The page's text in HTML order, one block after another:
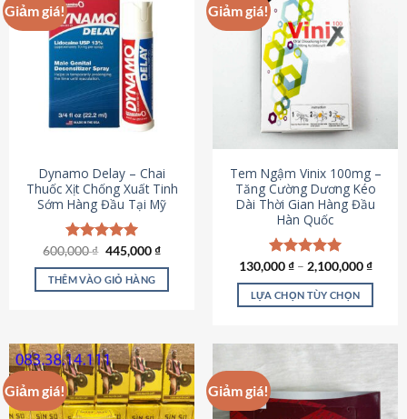
Giảm giá!
Dynamo Delay – Chai
Thuốc Xịt Chống Xuất Tinh
Sớm Hàng Đầu Tại Mỹ
Được xếp
hạng5.00
5 sao
600,000₫ Giá
là:
600,000 ₫.
445,000₫Giá
tại
THÊM VÀO GIỎ HÀNG
Giảm giá!
Tem Ngậm Vinix 100mg –
Tăng Cường Dương Kéo
Dài Thời Gian Hàng Đầu
Hàn Quốc
Được xếp
hạng5.00
5 sao
130,000₫– 2,100,000₫
LỰA CHỌN TÙY CHỌN
nhiều
biến
Giảm giá! Giảm giá!